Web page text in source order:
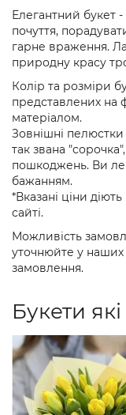
Елегантний букет
почуття,
гарне враження.
природну красу
Колір та розміри
представлених на
матеріалом.
Зовнішні пелюстки
так звана
пошкоджень. Ви
бажанням.
*Вказані ціни
сайті.
Можливість
уточнюйте у наших
замовлення.
Букети